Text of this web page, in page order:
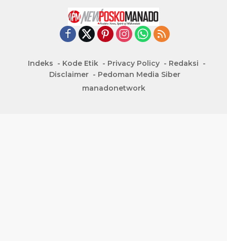
Indeks Kode Etik Privacy Policy
Redaksi
Disclaimer
Pedoman Media Siber
manadonetwork